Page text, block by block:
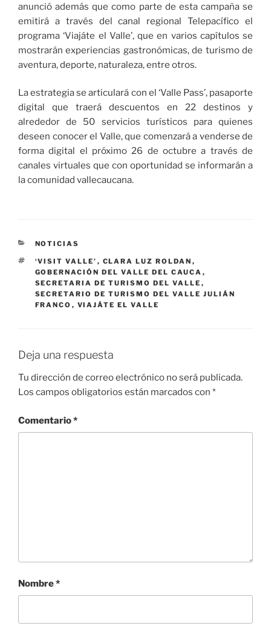
anunció además que como parte de esta campaña se
emitirá a través del canal regional Telepacífico el
programa ‘Viajáte el Valle’, que en varios capítulos se
mostrarán experiencias gastronómicas, de turismo de
aventura, deporte, naturaleza, entre otros.
La estrategia se articulará con el ‘Valle Pass’, pasaporte
digital que traerá descuentos en 22 destinos y
alrededor de 50 servicios turísticos para quienes
deseen conocer el Valle, que comenzará a venderse de
forma digital el próximo 26 de octubre a través de
canales virtuales que con oportunidad se informarán a
la comunidad vallecaucana.
CATEGORÍAS
NOTICIAS
ETIQUETAS
‘VISIT VALLE’ , CLARA LUZ ROLDAN ,
GOBERNACIÓN DEL VALLE DEL CAUCA ,
SECRETARIA DE TURISMO DEL VALLE ,
SECRETARIO DE TURISMO DEL VALLE JULIÁN
FRANCO , VIAJÁTE EL VALLE
Deja una respuesta
Tu dirección de correo electrónico no será publicada.
Los campos obligatorios están marcados con *
Comentario*
Nombre*